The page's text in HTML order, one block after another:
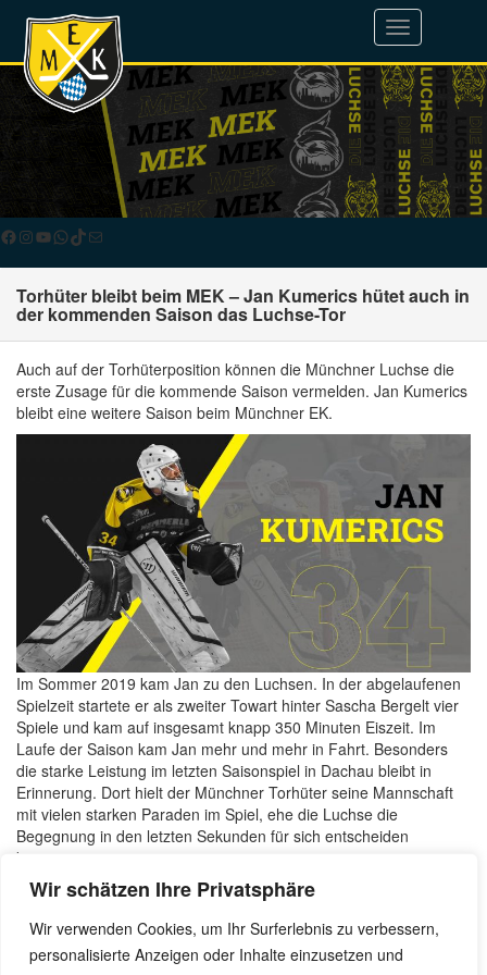
Wir schätzen Ihre Privatsphäre
Wir verwenden Cookies, um Ihr Surferlebnis zu verbessern,
personalisierte Anzeigen oder Inhalte einzusetzen und
Toggle
navigation
Facebook
Instagram
YouTube
WhatsApp
TikTok
E-Mail
Torhüter bleibt beim MEK – Jan Kumerics hütet auch in
der kommenden Saison das Luchse-Tor
Auch auf der Torhüterposition können die Münchner Luchse die
erste Zusage für die kommende Saison vermelden. Jan Kumerics
bleibt eine weitere Saison beim Münchner EK.
Im Sommer 2019 kam Jan zu den Luchsen. In der abgelaufenen
Spielzeit startete er als zweiter Towart hinter Sascha Bergelt vier
Spiele und kam auf insgesamt knapp 350 Minuten Eiszeit. Im
Laufe der Saison kam Jan mehr und mehr in Fahrt. Besonders
die starke Leistung im letzten Saisonspiel in Dachau bleibt in
Erinnerung. Dort hielt der Münchner Torhüter seine Mannschaft
mit vielen starken Paraden im Spiel, ehe die Luchse die
Begegnung in den letzten Sekunden für sich entscheiden
konnten.
Wir wünschen Jan eine schöne Sommerpause und freuen uns,
Pfosten steht!
Benjamin Dornow, 15. Mai 2020